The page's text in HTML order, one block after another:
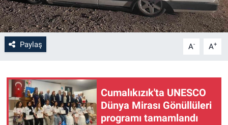
Paylaş A- A+
Cumalıkızık'ta UNESCO
Dünya Mirası Gönüllüleri
programı tamamlandı